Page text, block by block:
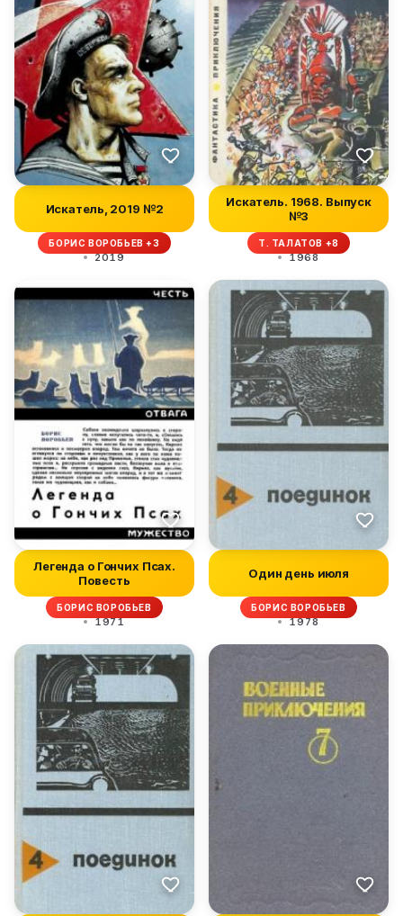
Искатель, 2019 №2
БОРИС ВОРОБЬЕВ +3
2019
Искатель. 1968. Выпуск
№3
Т. ТАЛАТОВ +8
1968
Легенда о Гончих Псах.
Повесть
БОРИС ВОРОБЬЕВ
1971
Один день июля
БОРИС ВОРОБЬЕВ
1978